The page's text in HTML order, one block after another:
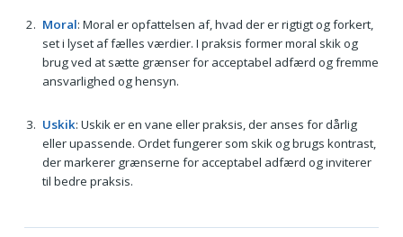
Moral: Moral er opfattelsen af, hvad der er rigtigt og forkert,
set i lyset af fælles værdier. I praksis former moral skik og
brug ved at sætte grænser for acceptabel adfærd og fremme
ansvarlighed og hensyn.
Uskik: Uskik er en vane eller praksis, der anses for dårlig
eller upassende. Ordet fungerer som skik og brugs kontrast,
der markerer grænserne for acceptabel adfærd og inviterer
til bedre praksis.